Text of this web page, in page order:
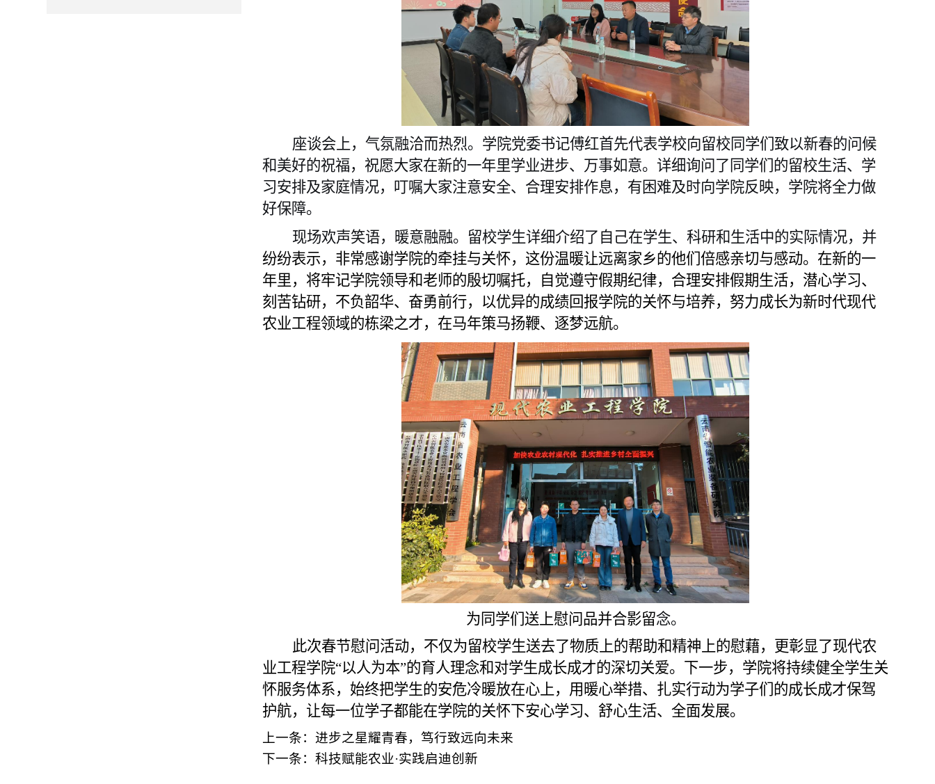
座谈会上，气氛融洽而热烈。 学院党委书记傅红首先代表学校向留校同学们致以新春的问候
和美好的祝福，祝愿大家在新的一年里学业进步、万事如意。详细询问了同学们的留校生活、学
习安排及家庭情况，叮嘱大家注意安全、合理安排作息，有困难及时向学院反映，学院将全力做
好保障。
现场欢声笑语，暖意融融。 留校学生详细介绍了自己在学生、 科研和生活中的实际情况， 并
纷纷表示，非常感谢学院的牵挂与关怀，这份温暖让远离家乡的他们倍感亲切与感动。在新的一
年里，将牢记学院领导和老师的殷切嘱托，自觉遵守假期纪律，合理安排假期生活，潜心学习、
刻苦钻研，不负韶华、奋勇前行，以优异的成绩回报学院的关怀与培养，努力成长为新时代现代
农业工程领域的栋梁之才，在马年策马扬鞭、逐梦远航。
为同学们送上慰问品并合影留念。
此次春节慰问活动，不仅为留校学生送去了物质上的帮助和精神上的慰藉，更彰显了现代农
业工程学院“以 人为本”的育人理念和对学生成长成才的深切关爱。下一步，学院将持续健全学生关
怀服务体系，始终把学生的安危冷暖放在心上，用暖心举措、扎实行动为学子们的成长成才保驾
护航，让每一位学子都能在学院的关怀下安心学习、舒心生活、全面发展。
上一条： 进步之星耀青春，笃行致远向未来
下一条： 科技赋能农业·实践启迪创新